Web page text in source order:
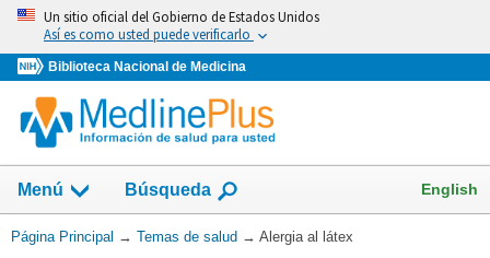
Omita
vaya
al
Contenido
Un sitio oficial del Gobierno de Estados Unidos
Así es como usted puede verificarlo
Biblioteca Nacional de Medicina
Menú
Mostrar
campo
de
Búsqueda English
Usted
Página Principal → Temas de salud → Alergia al látex